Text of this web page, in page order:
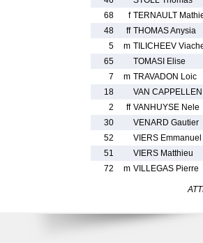
68
f TERNAULT
48
ff THOMAS Anysia
5
m TILICHEEV
65
TOMASI Elise
7
m TRAVADON Loic
18
VAN
2
ff VANHUYSE Nele
30
VENARD Gautier
52
VIERS Emmanuel
51
VIERS Matthieu
72
m VILLEGAS Pierre